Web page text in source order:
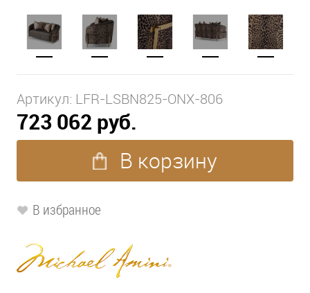
Артикул: LFR-LSBN825-ONX-806
723 062 руб.
В корзину
В избранное